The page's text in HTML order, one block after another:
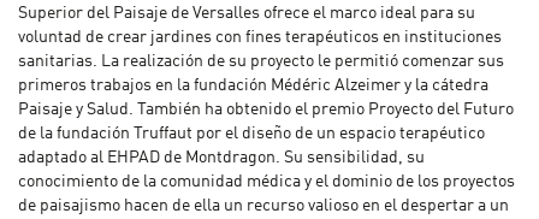
Superior del Paisaje de Versalles ofrece el marco ideal para su
voluntad de crear jardines con fines terapéuticos en instituciones
sanitarias. La realización de su proyecto le permitió comenzar sus
primeros trabajos en la fundación Médéric Alzeimer y la cátedra
Paisaje y Salud. También ha obtenido el premio Proyecto del Futuro
de la fundación Truffaut por el diseño de un espacio terapéutico
adaptado al EHPAD de Montdragon. Su sensibilidad, su
conocimiento de la comunidad médica y el dominio de los proyectos
de paisajismo hacen de ella un recurso valioso en el despertar a un